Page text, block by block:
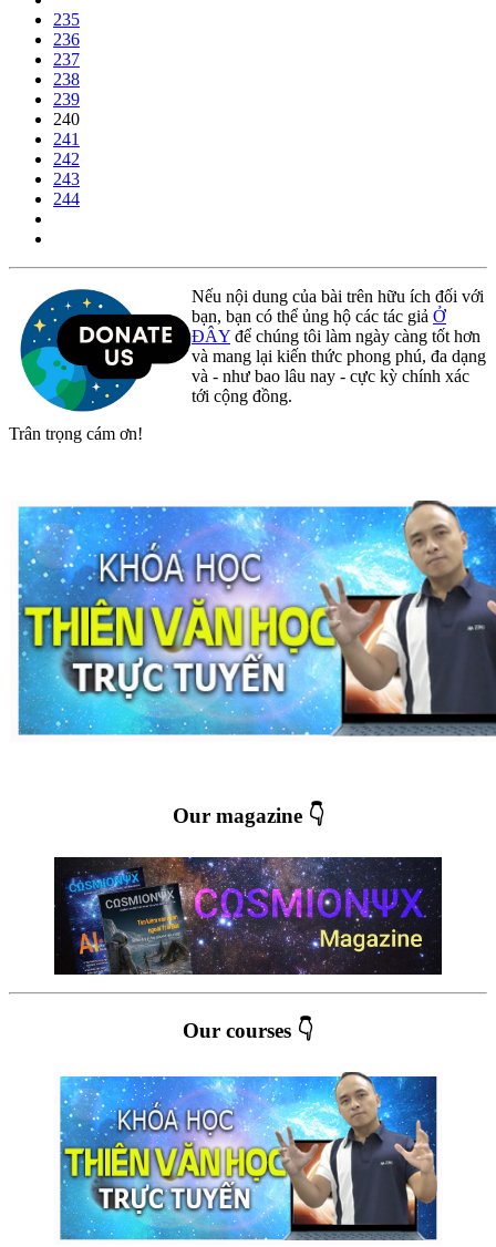
235
236
237
238
239
240
241
242
243
244
Nếu nội dung của bài trên hữu ích đối với
bạn, bạn có thể ủng hộ các tác giả Ở
ĐÂY để chúng tôi làm ngày càng tốt hơn
và mang lại kiến thức phong phú, đa dạng
và - như bao lâu nay - cực kỳ chính xác
tới cộng đồng.
Trân trọng cám ơn!
Our magazine 👇
Our courses 👇